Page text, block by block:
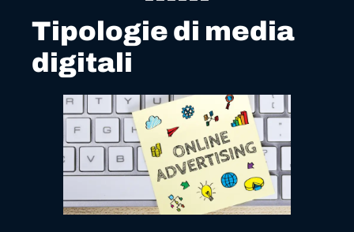
Tipologie di media
digitali